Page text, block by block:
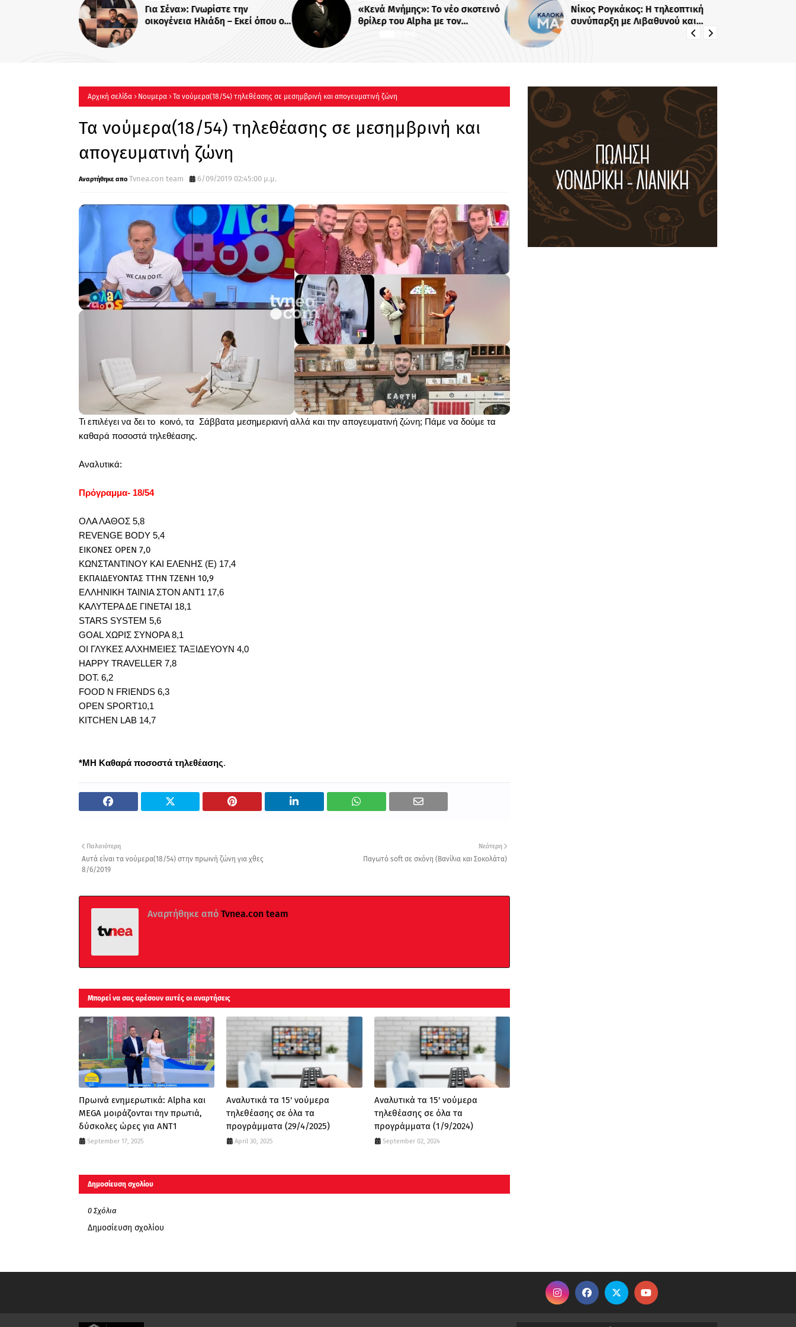
Για Σένα»: Γνωρίστε την
οικογένεια Ηλιάδη – Εκεί όπου οι
«Κενά Μνήμης»: Το νέο σκοτεινό
θρίλερ του Alpha με τον
Νίκος Ρογκάκος: Η τηλεοπτική
συνύπαρξη με Λιβαθυνού και
Αρχική σελίδα Νουμερα Τα νούμερα(18/54) τηλεθέασης σε μεσημβρινή και απογευματινή ζώνη
Τα νούμερα(18/54) τηλεθέασης σε μεσημβρινή και
απογευματινή ζώνη
Tvnea.con team 6/09/2019 02:45:00 μ.μ.
Τι επιλέγει να δει το κοινό, τα Σάββατα μεσημεριανή αλλά και την απογευματινή ζώνη; Πάμε να δούμε τα
καθαρά ποσοστά τηλεθέασης.
Αναλυτικά:
Πρόγραμμα- 18/54
ΟΛΑ ΛΑΘΟΣ 5,8
REVENGE BODY 5,4
ΕΙΚΟΝΕΣ OPEN 7,0
ΚΩΝΣΤΑΝΤΙΝΟΥ ΚΑΙ ΕΛΕΝΗΣ (Ε) 17,4
ΕΚΠΑΙΔΕΥΟΝΤΑΣ ΤΤΗΝ ΤΖΕΝΗ 10,9
ΕΛΛΗΝΙΚΗ ΤΑΙΝΙΑ ΣΤΟΝ ΑΝΤ1 17,6
ΚΑΛΥΤΕΡΑ ΔΕ ΓΙΝΕΤΑΙ 18,1
STARS SYSTEM 5,6
GOAL ΧΩΡΙΣ ΣΥΝΟΡΑ 8,1
ΟΙ ΓΛΥΚΕΣ ΑΛΧΗΜΕΙΕΣ ΤΑΞΙΔΕΥΟΥΝ 4,0
HAPPY TRAVELLER 7,8
DOT. 6,2
FOOD N FRIENDS 6,3
OPEN SPORT10,1
KITCHEN LAB 14,7
*ΜΗ Καθαρά ποσοστά τηλεθέασης.
Νεότερη
Παγωτό soft σε σκόνη (Βανίλια και Σοκολάτα)
Παλαιότερη
Αυτά είναι τα νούμερα(18/54) στην πρωινή ζώνη για χθες
8/6/2019
Αναρτήθηκε από Tvnea.con team
Μπορεί να σας αρέσουν αυτές οι αναρτήσεις
Πρωινά ενημερωτικά: Alpha και
MEGA μοιράζονται την πρωτιά,
δύσκολες ώρες για ΑΝΤ1
September 17, 2025
Αναλυτικά τα 15' νούμερα
τηλεθέασης σε όλα τα
προγράμματα (29/4/2025)
April 30, 2025
Αναλυτικά τα 15' νούμερα
τηλεθέασης σε όλα τα
προγράμματα (1/9/2024)
September 02, 2024
Δημοσίευση σχολίου
0 Σχόλια
Δημοσίευση σχολίου